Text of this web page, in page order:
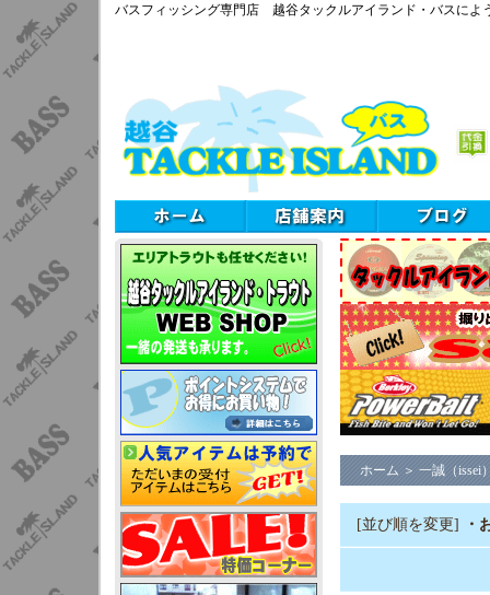
バスフィッシング専門店 越谷タックルアイランド・バスによ
ホーム ＞ 一誠（issei
[並び順を変更] ・